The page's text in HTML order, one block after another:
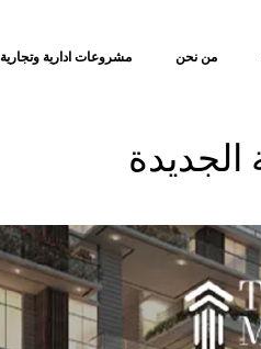
من نحن مشروعات ادارية وتجارية